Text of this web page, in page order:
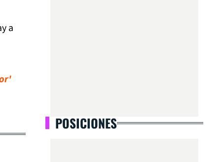
a
POSICIONES